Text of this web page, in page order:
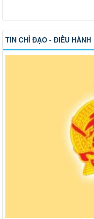
TIN CHỈ ĐẠO - ĐIỀU HÀNH